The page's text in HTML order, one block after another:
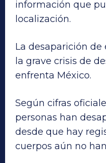
información que
localización.
La desaparición de
la grave crisis de
enfrenta México.
Según cifras
personas han
desde que hay
cuerpos aún no